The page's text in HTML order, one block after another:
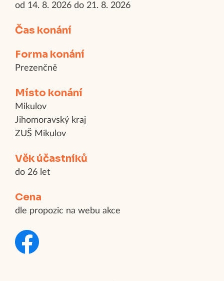
od 14. 8. 2026 do 21. 8. 2026
Čas konání
Forma konání
Prezenčně
Místo konání
Mikulov
Jihomoravský kraj
ZUŠ Mikulov
Věk účastníků
do 26 let
Cena
dle propozic na webu akce